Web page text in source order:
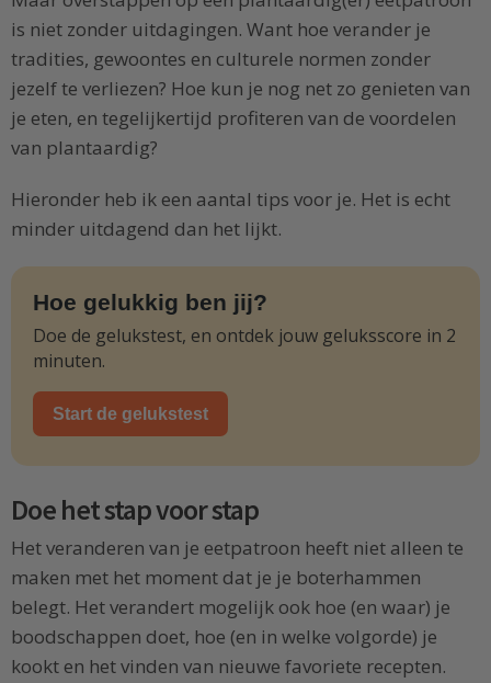
is niet zonder uitdagingen. Want hoe verander je
tradities, gewoontes en culturele normen zonder
jezelf te verliezen? Hoe kun je nog net zo genieten van
je eten, en tegelijkertijd profiteren van de voordelen
van plantaardig?
Hieronder heb ik een aantal tips voor je. Het is echt
minder uitdagend dan het lijkt.
Hoe gelukkig ben jij?
Doe de gelukstest, en ontdek jouw geluksscore in 2
minuten.
Start de gelukstest
Doe het stap voor stap
Het veranderen van je eetpatroon heeft niet alleen te
maken met het moment dat je je boterhammen
belegt. Het verandert mogelijk ook hoe (en waar) je
boodschappen doet, hoe (en in welke volgorde) je
kookt en het vinden van nieuwe favoriete recepten.